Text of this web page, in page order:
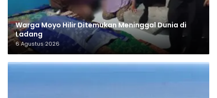
Warga Moyo Hilir Ditemukan Meninggal Dunia di
Ladang
6 Agustus 2026